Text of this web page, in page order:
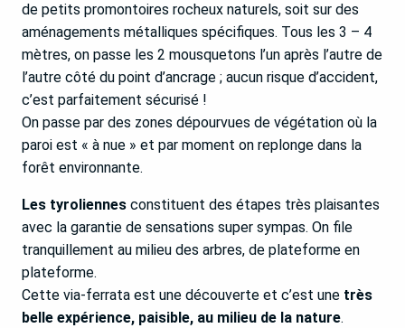
de petits promontoires rocheux naturels, soit sur des
aménagements métalliques spécifiques. Tous les 3 – 4
mètres, on passe les 2 mousquetons l’un après l’autre de
l’autre côté du point d’ancrage ; aucun risque d’accident,
c’est parfaitement sécurisé !
On passe par des zones dépourvues de végétation où la
paroi est « à nue » et par moment on replonge dans la
forêt environnante.
Les tyroliennes constituent des étapes très plaisantes
avec la garantie de sensations super sympas. On file
tranquillement au milieu des arbres, de plateforme en
plateforme.
Cette via-ferrata est une découverte et c’est une très
belle expérience, paisible, au milieu de la nature.